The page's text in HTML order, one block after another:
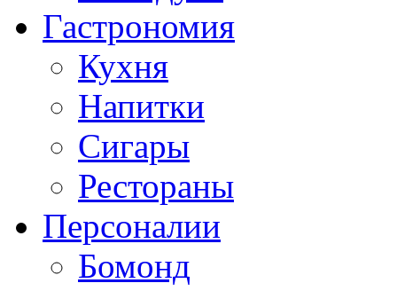
Гастрономия
Кухня
Напитки
Сигары
Рестораны
Персоналии
Бомонд